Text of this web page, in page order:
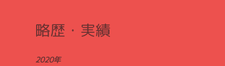
略歴・実績
2020年